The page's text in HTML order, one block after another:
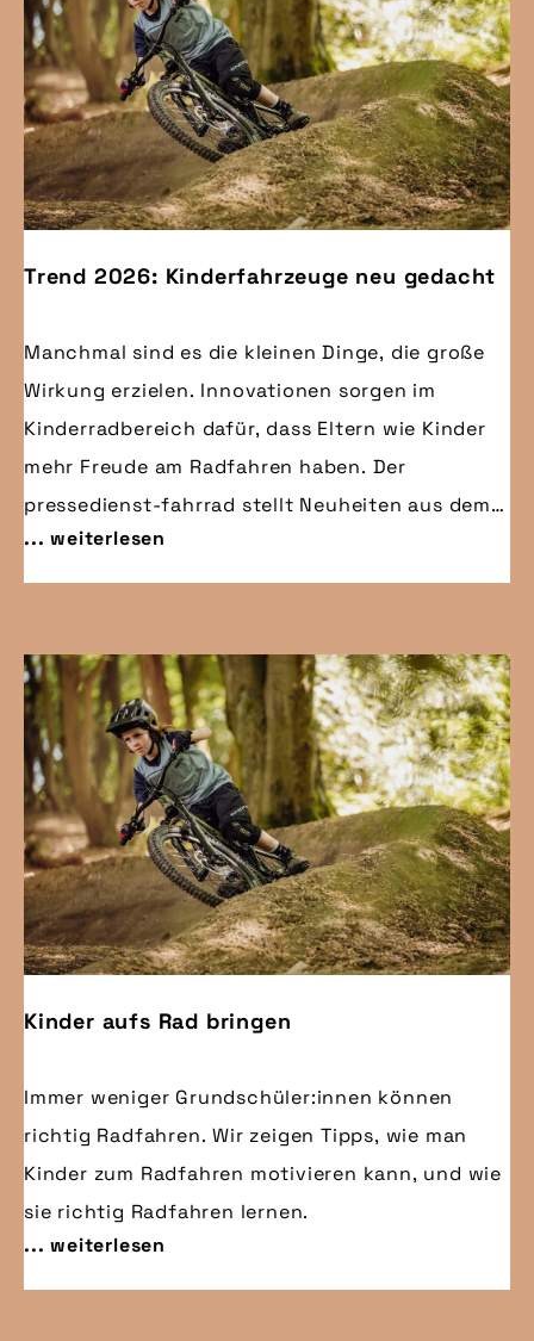
Trend 2026: Kinderfahrzeuge neu gedacht
Manchmal sind es die kleinen Dinge, die große
Wirkung erzielen. Innovationen sorgen im
Kinderradbereich dafür, dass Eltern wie Kinder
mehr Freude am Radfahren haben. Der
pressedienst-fahrrad stellt Neuheiten aus dem
Bereich der Kindermobilität vor – manch eine:r
wird einen Aha-Effekt erleben und sich fragen:
... weiterlesen
Kinder aufs Rad bringen
Immer weniger Grundschüler:innen können
richtig Radfahren. Wir zeigen Tipps, wie man
Kinder zum Radfahren motivieren kann, und wie
sie richtig Radfahren lernen.
... weiterlesen